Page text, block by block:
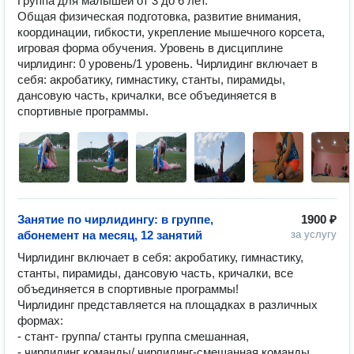
Общая физическая подготовка, развитие внимания,
координации, гибкости, укрепление мышечного корсета,
игровая форма обучения. Уровень в дисциплине
чирлидинг: 0 уровень/1 уровень. Чирлидинг включает в
себя: акробатику, гимнастику, станты, пирамиды,
дансовую часть, кричалки, все объединяется в
спортивные программы.
1900 ₽
за услугу
Занятие по чирлидингу: в группе,
абонемент на месяц, 12 занятий
Чирлидинг включает в себя: акробатику, гимнастику,
станты, пирамиды, дансовую часть, кричалки, все
объединяется в спортивные программы!
Чирлидинг представляется на площадках в различных
формах:
- стант- группа/ станты группа смешанная,